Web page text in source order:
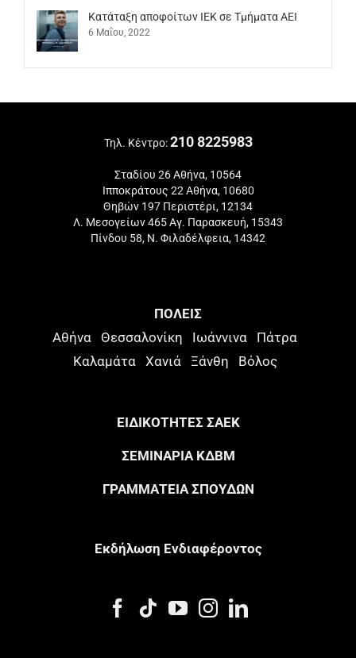
Kατάταξη αποφοίτων ΙΕΚ σε Τμήματα ΑΕΙ
6 Μαΐου, 2022
Τηλ. Κέντρο:210 8225983
Σταδίου 26 Αθήνα, 10564
Ιπποκράτους 22 Αθήνα, 10680
Θηβών 197 Περιστέρι, 12134
Λ. Μεσογείων 465 Αγ. Παρασκευή, 15343
Πίνδου 58, Ν. Φιλαδέλφεια, 14342
ΠΟΛΕΙΣ
Αθήνα Θεσσαλονίκη Ιωάννινα
Πάτρα
Καλαμάτα
Χανιά Ξάνθη Βόλος
ΕΙΔΙΚΟΤΗΤΕΣ ΣΑΕΚ
ΣΕΜΙΝΑΡΙΑ ΚΔΒΜ
ΓΡΑΜΜΑΤΕΙΑ ΣΠΟΥΔΩΝ
Eκδήλωση Eνδιαφέροντος